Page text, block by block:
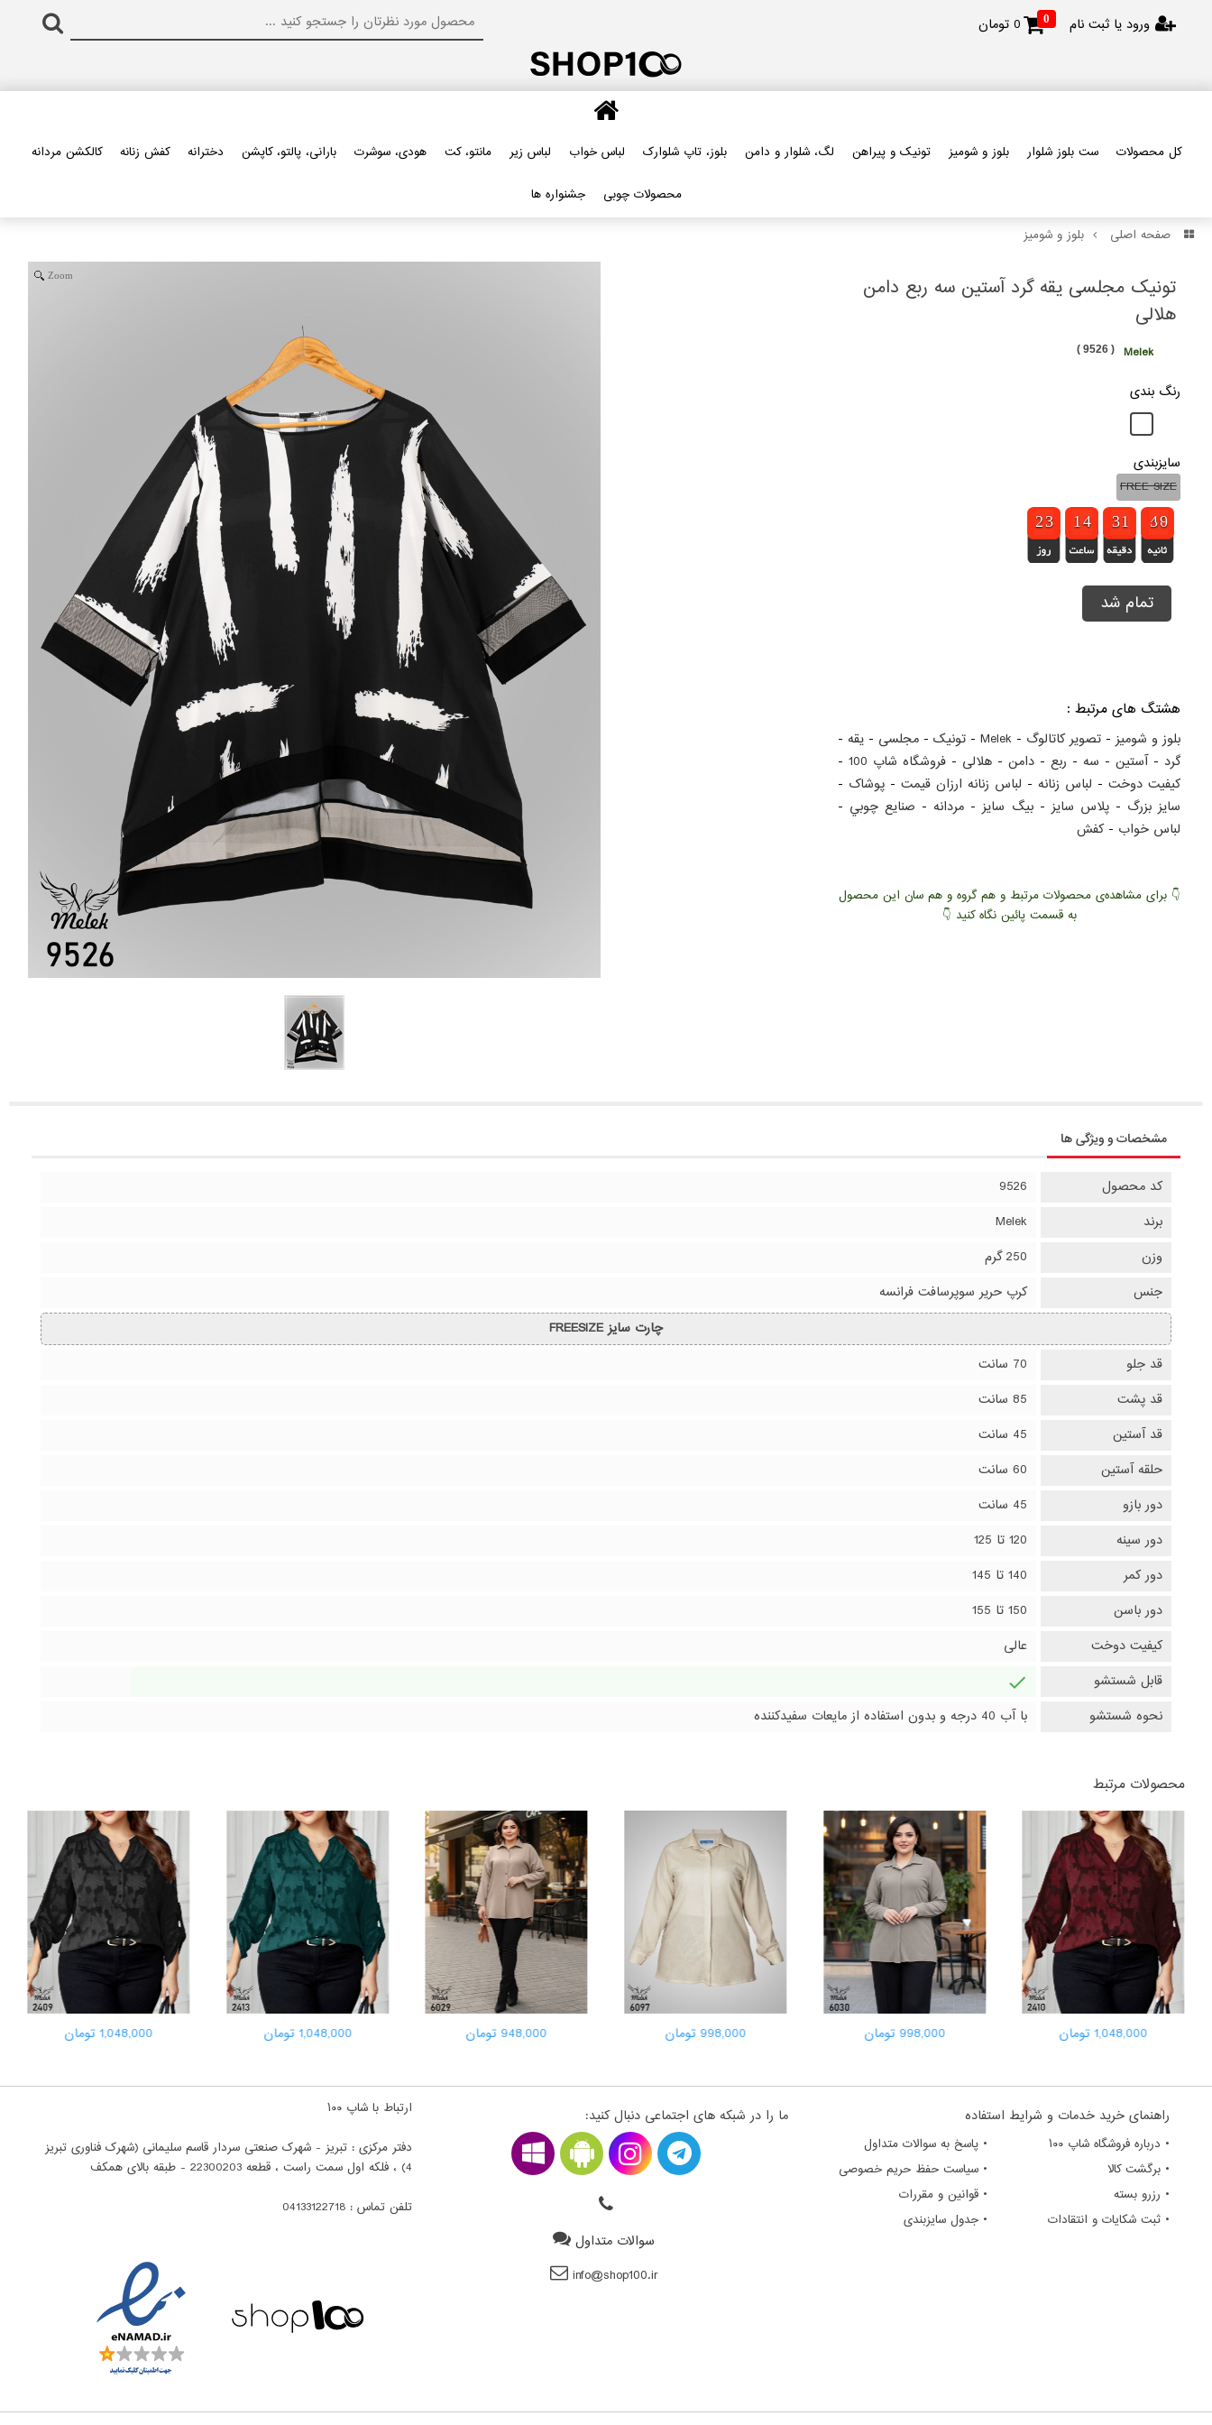
ورود یا ثبت نام 0
0 تومان
کل محصولات ست بلوز شلوار بلوز و شومیز تونیک و پیراهن لگ، شلوار و دامن بلوز، تاپ شلوارک لباس خواب لباس زیر مانتو، کت هودی، سوشرت بارانی، پالتو، کاپشن دخترانه کفش زنانه کالکشن مردانه
محصولات چوبی جشنواره ها
صفحه اصلی بلوز و شومیز
Zoom
تونیک مجلسی یقه گرد آستین سه ربع دامن
هلالی
Melek
( 9526 )
رنگ بندی
سایزبندی
FREE SIZE
1
1
2
22
2
3
3 1
1
1
13
3
4
4 2
2
3
31
1
1
1 5
4
49
9
8
تمام شد
هشتگ های مرتبط :
بلوز و شومیز- تصویر کاتالوگ -
Melek
- تونیک - مجلسی - یقه -
گرد -آستین - سه - ربع - دامن - هلالی - فروشگاه شاپ 100
-
کيفيت دوخت - لباس زنانه - لباس زنانه ارزان قيمت - پوشاک -
سايز بزرگ -پلاس سايز-بيگ سايز- مردانه- صنايع چوبي -
لباس خواب -کفش
👇 برای مشاهده‌ی محصولات مرتبط و هم گروه و هم سان این محصول
به قسمت پائین نگاه کنید 👇
مشخصات و ویژگی ها
کد محصول
9526
برند
Melek
وزن
250 گرم
جنس
کرپ حریر سوپرسافت فرانسه
چارت سایز FREESIZE
قد جلو
70 سانت
قد پشت
85 سانت
قد آستین
45 سانت
حلقه آستین
60 سانت
دور بازو
45 سانت
دور سینه
120 تا 125
دور کمر
140 تا 145
دور باسن
150 تا 155
کیفیت دوخت
عالی
قابل شستشو
نحوه شستشو
با آب 40 درجه و بدون استفاده از مایعات سفیدکننده
محصولات مرتبط
1,048,000 تومان 1,048,000 تومان 948,000 تومان 998,000 تومان 998,000 تومان 1,048,000 تومان
راهنمای خرید خدمات و شرایط استفاده
• درباره فروشگاه شاپ ۱۰۰
• پاسخ به سوالات متداول
• برگشت کالا
• سیاست حفظ حریم خصوصی
• رزرو بسته
• قوانین و مقررات
• ثبت شکایات و انتقادات
• جدول سایزبندی
ما را در شبکه های اجتماعی دنبال کنید:
سوالات متداول
info@shop100.ir
ارتباط با شاپ ۱۰۰
دفتر مرکزی : تبریز - شهرک صنعتی سردار قاسم سلیمانی (شهرک فناوری تبریز
4) ، فلکه اول سمت راست ، قطعه 22300203 - طبقه بالای همکف
تلفن تماس : 04133122718